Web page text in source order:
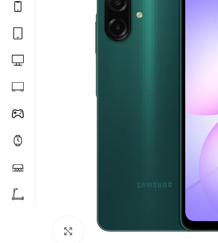
Click to enlarge